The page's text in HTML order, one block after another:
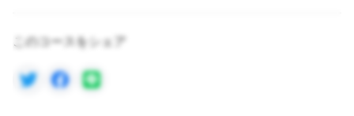
このコースをシェア